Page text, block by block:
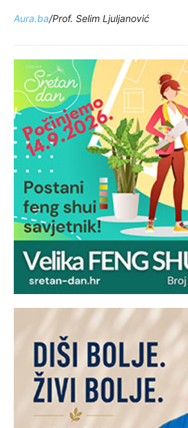
Aura.ba/Prof. Selim Ljuljanović